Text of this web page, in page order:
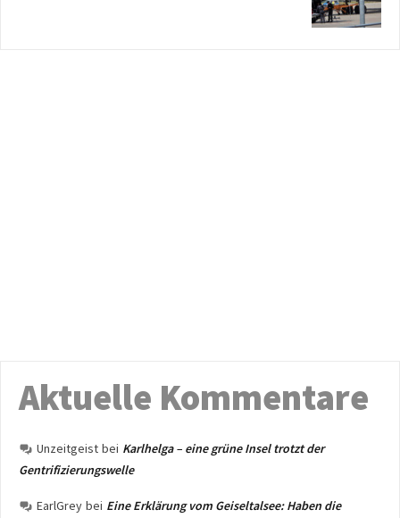
Aktuelle Kommentare
Unzeitgeist bei Karlhelga – eine grüne Insel trotzt der
Gentrifizierungswelle
EarlGrey bei Eine Erklärung vom Geiseltalsee: Haben die